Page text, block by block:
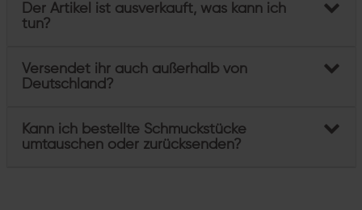
Der Artikel ist ausverkauft, was kann ich
tun?
Versendet ihr auch außerhalb von
Deutschland?
Kann ich bestellte Schmuckstücke
umtauschen oder zurücksenden?